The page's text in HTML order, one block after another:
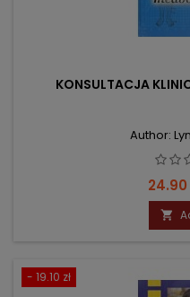
KONSULTACJA
Author:
Price
24.90

- 19.10 zł